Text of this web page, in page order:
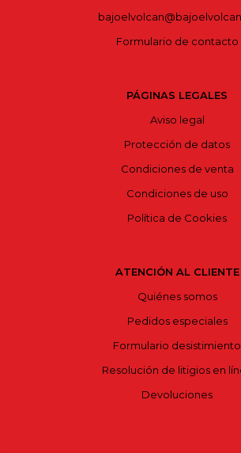
Formulario de contacto
PÁGINAS LEGALES
Aviso legal
Protección de datos
Condiciones de venta
Condiciones de uso
Política de Cookies
ATENCIÓN AL CLIENTE
Quiénes somos
Pedidos especiales
Formulario desistimiento
Resolución de litigios en
Devoluciones